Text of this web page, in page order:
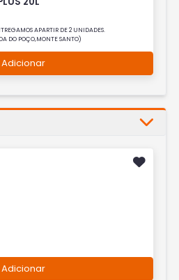
APARTIR DE 2 UNIDADES.
DO POÇO,MONTE SANTO)
Adicionar
Adicionar